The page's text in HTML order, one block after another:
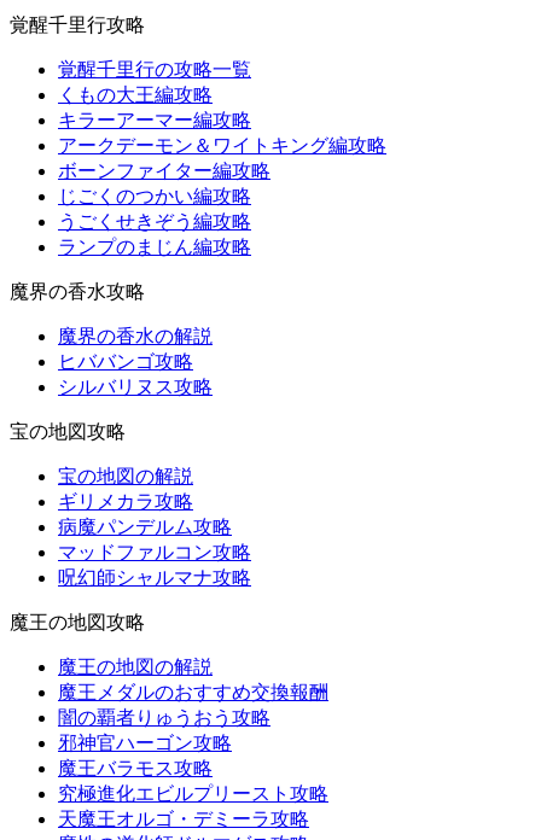
覚醒千里行攻略
覚醒千里行の攻略一覧
くもの大王編攻略
キラーアーマー編攻略
アークデーモン＆ワイトキング編攻略
ボーンファイター編攻略
じごくのつかい編攻略
うごくせきぞう編攻略
ランプのまじん編攻略
魔界の香水攻略
魔界の香水の解説
ヒババンゴ攻略
シルバリヌス攻略
宝の地図攻略
宝の地図の解説
ギリメカラ攻略
病魔パンデルム攻略
マッドファルコン攻略
呪幻師シャルマナ攻略
魔王の地図攻略
魔王の地図の解説
魔王メダルのおすすめ交換報酬
闇の覇者りゅうおう攻略
邪神官ハーゴン攻略
魔王バラモス攻略
究極進化エビルプリースト攻略
天魔王オルゴ・デミーラ攻略